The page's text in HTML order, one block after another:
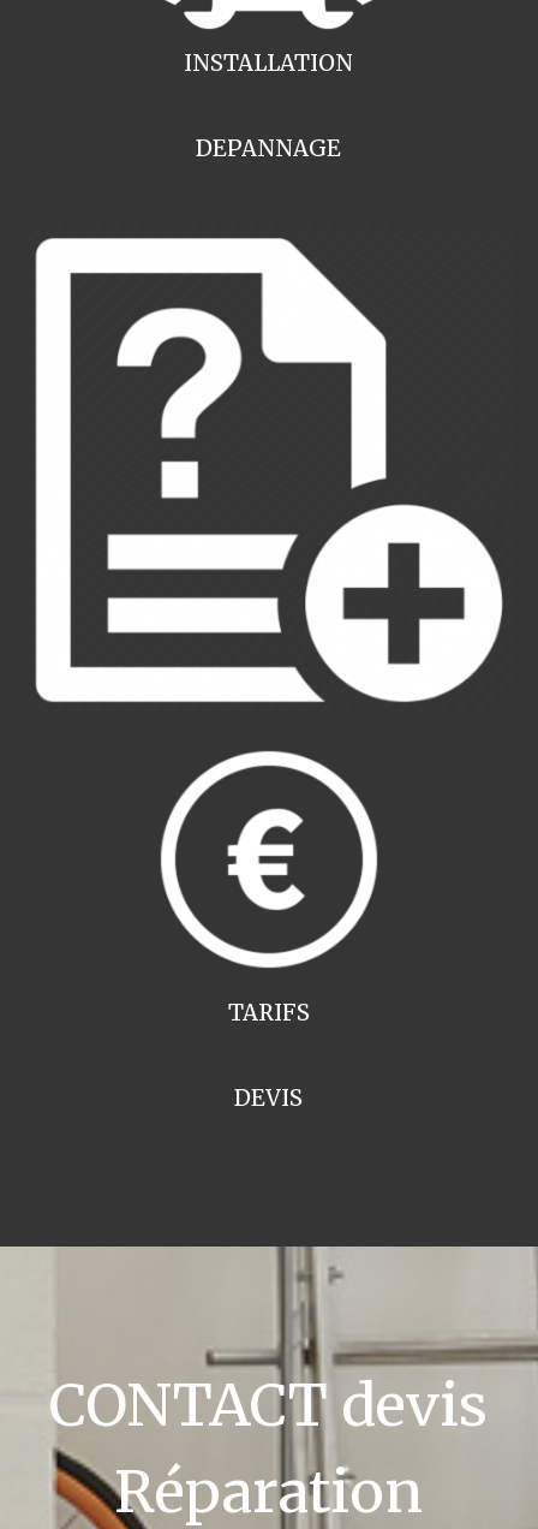
INSTALLATION
DEPANNAGE
TARIFS
DEVIS
CONTACT devis
Réparation